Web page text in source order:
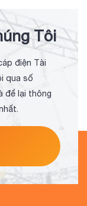
Tôi
điện Tài
qua số
để lại thông